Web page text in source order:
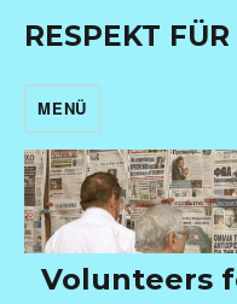
RESPEKT
MENÜ
Volunteers